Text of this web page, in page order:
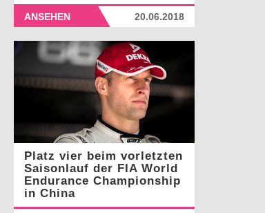
20.06.2018
ANSEHEN
Platz vier beim vorletzten
Saisonlauf der FIA World
Endurance Championship
in China